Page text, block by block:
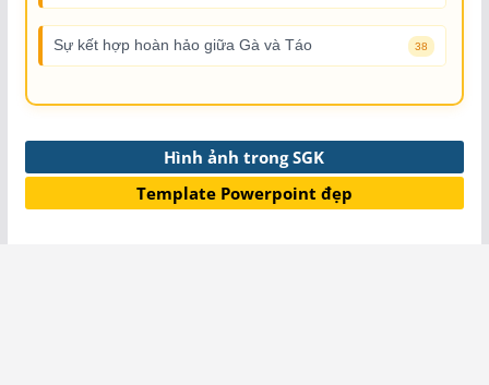
Sự kết hợp hoàn hảo giữa Gà và Táo 38
Hình ảnh trong SGK
Template Powerpoint đẹp